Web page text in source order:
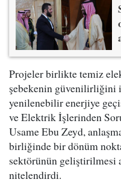
Projeler birlikte temiz
şebekenin güvenilirliğini
yenilenebilir enerjiye
ve Elektrik İşlerinden
Usame Ebu Zeyd,
birliğinde bir dönüm
sektörünün geliştirilmesi
nitelendirdi.